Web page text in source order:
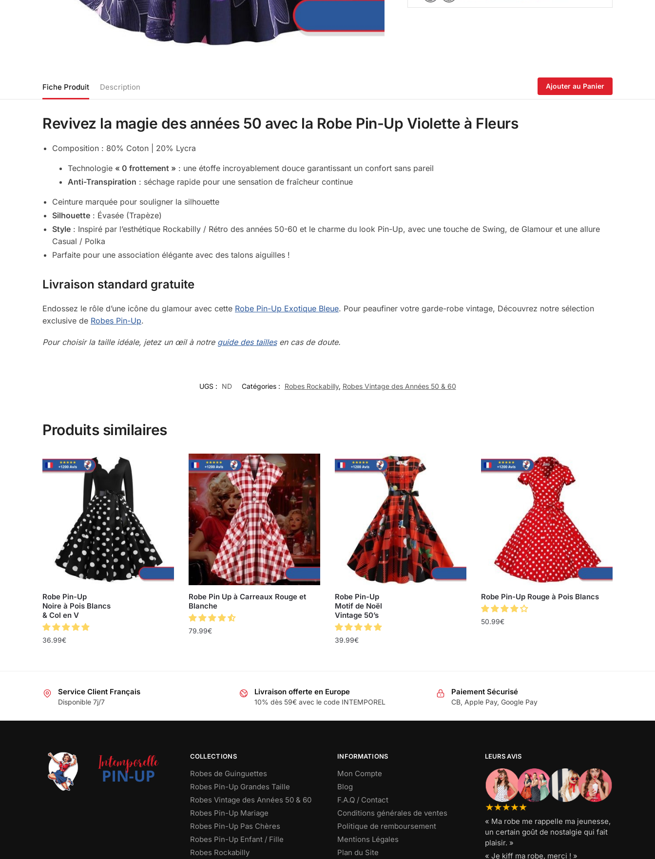
Fiche Produit Description Ajouter au Panier
Revivez la magie des années 50 avec la Robe Pin-Up Violette à Fleurs
Composition : 80% Coton | 20% Lycra
Technologie « 0 frottement » : une étoffe incroyablement douce garantissant un confort sans pareil
Anti-Transpiration : séchage rapide pour une sensation de fraîcheur continue
Ceinture marquée pour souligner la silhouette
Silhouette : Évasée (Trapèze)
Style : Inspiré par l’esthétique Rockabilly / Rétro des années 50-60 et le charme du look Pin-Up, avec une touche de Swing, de Glamour et une allure
Casual / Polka
Parfaite pour une association élégante avec des talons aiguilles !
Livraison standard gratuite
Endossez le rôle d’une icône du glamour avec cette Robe Pin-Up Exotique Bleue. Pour peaufiner votre garde-robe vintage, Découvrez notre sélection
exclusive de Robes Pin-Up.
Pour choisir la taille idéale, jetez un œil à notre guide des taillesen cas de doute.
UGS : ND Catégories : Robes Rockabilly, Robes Vintage des Années 50 & 60
Produits similaires
Robe Pin-Up
Noire à Pois Blancs
& Col en V
36.99€
Robe Pin Up à Carreaux Rouge et
Blanche
79.99€
Robe Pin-Up
Motif de Noël
Vintage 50’s
39.99€
Robe Pin-Up Rouge à Pois Blancs
50.99€
Service Client Français
Disponible 7j/7
Livraison offerte en Europe
10% dès 59€ avec le code INTEMPOREL
Paiement Sécurisé
CB, Apple Pay, Google Pay
COLLECTIONS
Robes de Guinguettes
Robes Pin-Up Grandes Taille
Robes Vintage des Années 50 & 60
Robes Pin-Up Mariage
Robes Pin-Up Pas Chères
Robes Pin-Up Enfant / Fille
Robes Rockabilly
INFORMATIONS
Mon Compte
Blog
F.A.Q / Contact
Conditions générales de ventes
Politique de remboursement
Mentions Légales
Plan du Site
LEURS AVIS
« Ma robe me rappelle ma jeunesse,
un certain goût de nostalgie qui fait
plaisir. »
« Je kiff ma robe, merci ! »